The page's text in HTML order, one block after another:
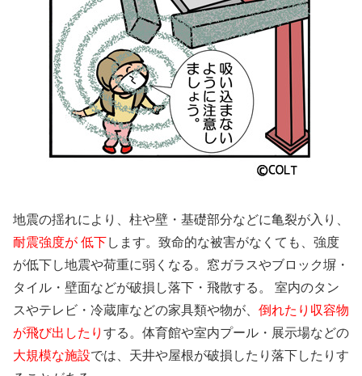
地震の揺れにより、柱や壁・基礎部分などに亀裂が入り、
耐震強度が 低下します。致命的な被害がなくても、強度
が低下し地震や荷重に弱くなる。窓ガラスやブロック塀・
タイル・壁面などが破損し落下・飛散する。 室内のタン
スやテレビ・冷蔵庫などの家具類や物が、 倒れたり収容物
が飛び出したり する。体育館や室内プール・展示場などの
大規模な施設では、天井や屋根が破損したり落下したりす